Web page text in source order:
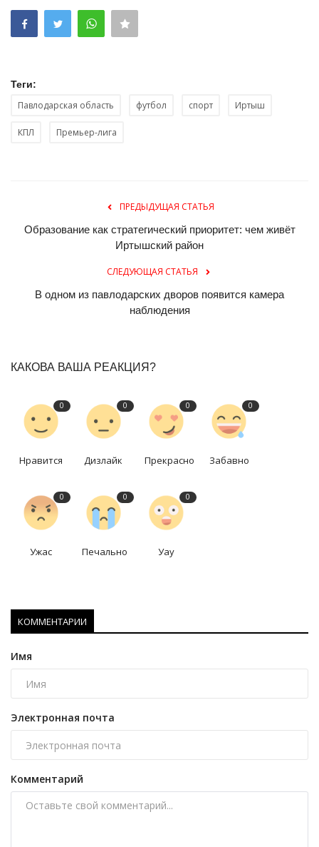
Теги:
Павлодарская область футбол спорт Иртыш
КПЛ Премьер-лига
ПРЕДЫДУЩАЯ СТАТЬЯ
Образование как стратегический приоритет: чем живёт
Иртышский район
СЛЕДУЮЩАЯ СТАТЬЯ
В одном из павлодарских дворов появится камера
наблюдения
КАКОВА ВАША РЕАКЦИЯ?
0
Нравится
0
Дизлайк
0
Прекрасно
0
Забавно
0
Ужас
0
Печально
0
Уау
КОММЕНТАРИИ
Имя
Электронная почта
Комментарий